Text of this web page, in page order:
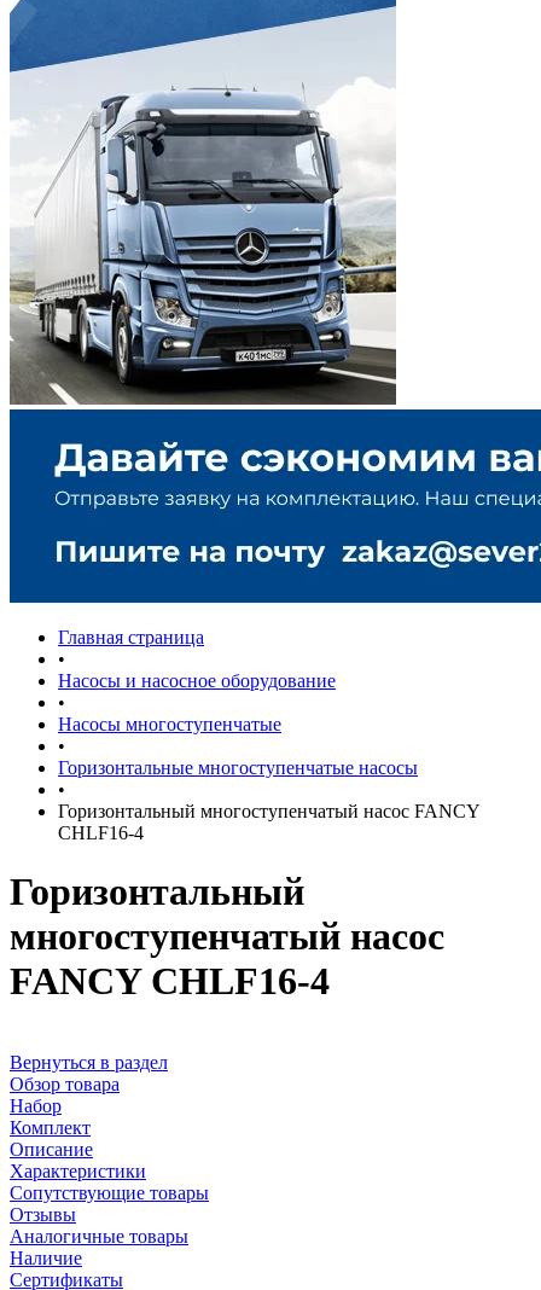
Главная страница
•
Насосы и насосное оборудование
•
Насосы многоступенчатые
•
Горизонтальные многоступенчатые насосы
•
Горизонтальный многоступенчатый насос FANCY
CHLF16-4
Горизонтальный
многоступенчатый насос
FANCY CHLF16-4
Вернуться в раздел
Обзор товара
Набор
Комплект
Описание
Характеристики
Сопутствующие товары
Отзывы
Аналогичные товары
Наличие
Сертификаты